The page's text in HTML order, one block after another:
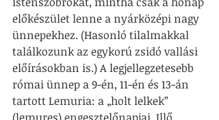
előkészület lenne a nyárközépi nagy
ünnepekhez. (Hasonló tilalmakkal
találkozunk az egykorú zsidó vallási
előírásokban is.) A legjellegzetesebb
római ünnep a 9-én, 11-én és 13-án
tartott Lemuria: a „holt lelkek”
(lemures) engesztelőnapjai. Illő